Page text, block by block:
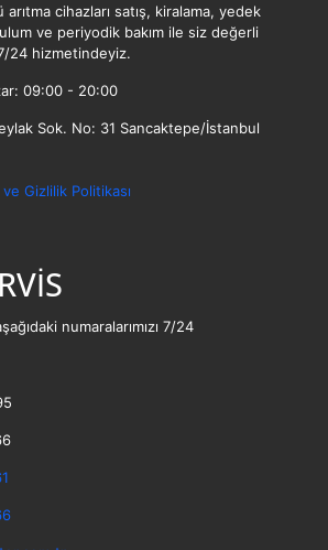
cihazları satış, kiralama, yedek
ve periyodik bakım ile siz değerli
24 hizmetindeyiz.
09:00 - 20:00
Sok. No: 31 Sancaktepe/İstanbul
ve Gizlilik Politikası
numaralarımızı 7/24